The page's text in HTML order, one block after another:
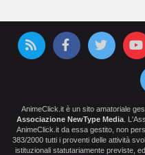
AnimeClick.it è un sito amatoriale
Associazione NewType Media .
AnimeClick.it da essa gestito, non
383/2000 tutti i proventi delle attività
istituzionali statutariamente previste,